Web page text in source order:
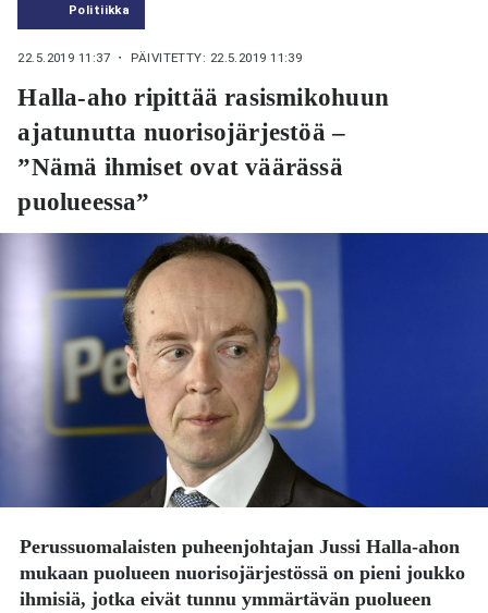
Politiikka
22.5.2019 11:37 ・ PÄIVITETTY: 22.5.2019 11:39
Halla-aho ripittää rasismikohuun
ajatunutta nuorisojärjestöä –
”Nämä ihmiset ovat väärässä
puolueessa”
Perussuomalaisten puheenjohtajanJussi Halla-ahon
mukaan puolueen nuorisojärjestössä on pieni joukko
ihmisiä, jotka eivät tunnu ymmärtävän puolueen